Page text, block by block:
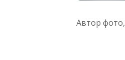
Автор фото,